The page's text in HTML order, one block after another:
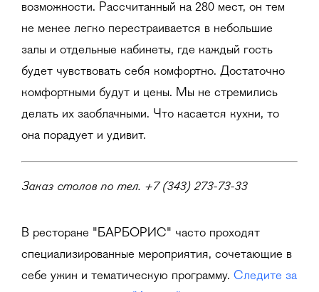
возможности. Рассчитанный на 280 мест, он тем
не менее легко перестраивается в небольшие
залы и отдельные кабинеты, где каждый гость
будет чувствовать себя комфортно. Достаточно
комфортными будут и цены. Мы не стремились
делать их заоблачными. Что касается кухни, то
она порадует и удивит.
Заказ столов по тел. +7 (343) 273-73-33
В ресторане "БАРБОРИС" часто проходят
специализированные мероприятия, сочетающие в
себе ужин и тематическую программу. Следите за